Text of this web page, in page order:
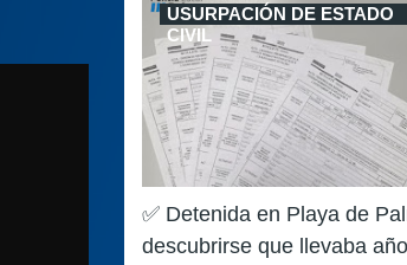
USURPACIÓN DE ESTADO
CIVIL
✅ Detenida en Playa de
descubrirse que llevaba